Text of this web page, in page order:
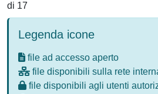
di 17
Legenda icone
file ad accesso aperto
file disponibili sulla rete
file disponibili agli utenti